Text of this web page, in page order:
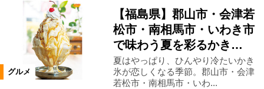
グルメ
【福島県】郡山市・会津若
松市・南相馬市・いわき市
で味わう夏を彩るかき…
夏はやっぱり、ひんやり冷たいかき
氷が恋しくなる季節。郡山市・会津
若松市・南相馬市・いわ...